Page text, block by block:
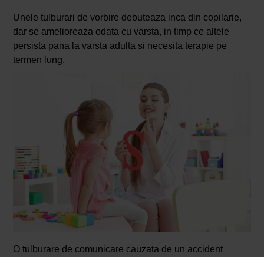
Unele tulburari de vorbire debuteaza inca din copilarie,
dar se amelioreaza odata cu varsta, in timp ce altele
persista pana la varsta adulta si necesita terapie pe
termen lung.
O tulburare de comunicare cauzata de un accident